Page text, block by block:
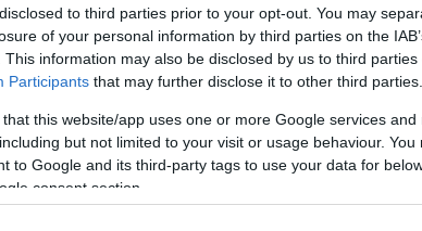
to third parties prior to your opt-out. You may
of your personal information by third parties on the
This information may also be disclosed by us to third parties
Participants that may further disclose it to other third parties.
that this website/app uses one or more Google services
but not limited to your visit or usage behaviour.
to Google and its third-party tags to use your data for
consent section.
F1-es baleset következtében elhunyt
legsikeresebb és egyben legnagyobb hatású
előtt akkor is sokan tisztelegnének, ha
a nyilvánosságtól elzártan, vélhetően közel sem
időről időre tisztelettel adózzanak a személye és